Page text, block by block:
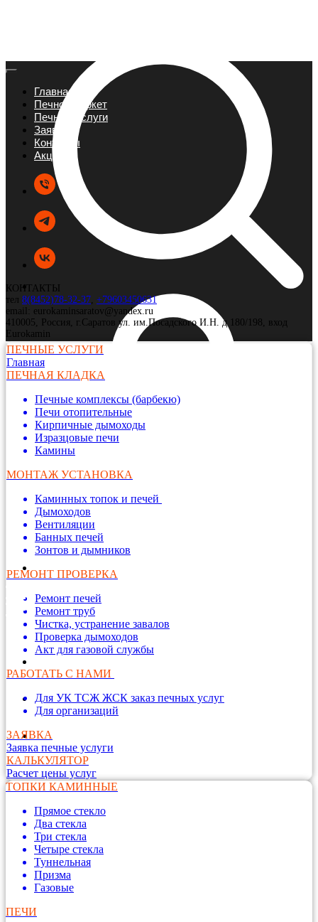
Главная
Печной маркет
Печные услуги
Заявка
Контакты
Акции
КОНТАКТЫ
тел 8(8452)78-32-37, +79603450631
email: eurokaminsaratov@yandex.ru
410005, Россия, г.Саратов ул. им.Посадского И.Н. д 180/198, вход
Eurokamin
ПЕЧНЫЕ УСЛУГИ
Главная
ПЕЧНАЯ КЛАДКА
Печные комплексы (барбекю)
Печи отопительные
Кирпичные дымоходы
Изразцовые печи
Камины
МОНТАЖ УСТАНОВКА
Каминных топок и печей
Дымоходов
Вентиляции
Банных печей
Зонтов и дымников
РЕМОНТ ПРОВЕРКА
Ремонт печей
Ремонт труб
Чистка, устранение завалов
Проверка дымоходов
Акт для газовой службы
РАБОТАТЬ С НАМИ
Для УК ТСЖ ЖСК заказ печных услуг
Для организаций
ЗАЯВКА
Заявка печные услуги
КАЛЬКУЛЯТОР
Расчет цены услуг
ТОПКИ КАМИННЫЕ
Прямое стекло
Два стекла
Три стекла
Четыре стекла
Туннельная
Призма
Газовые
ПЕЧИ